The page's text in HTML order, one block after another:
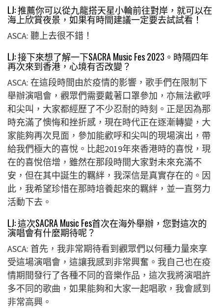
LJ: 推薦你可以從九龍搭天星小輪前往對岸，就可以在
海上欣賞夜景，如果有時間建議一定要去試試看！
ASCA: 聽上去很不錯！
LJ: 接下來想了解一下SACRA Music Fes 2023。時隔四年
再次來到香港，心境有否改變？
ASCA: 在這段時間由於疫情的影響，歌手們在限制下
舉辦演唱會，觀眾們需要戴著口罩參加，亦無法歡呼
和尖叫，大家都經歷了不少忍耐的時刻。正是因為那
時充滿了懊悔和挫折感，現在時代正在逐漸轉變，大
家能夠再次見面，參加能歡呼和尖叫的現場演出，帶
給我們極大的喜悅。比起2019年來香港時的喜悅，現
在的喜悅倍增，雖然在那段時間大家對未來充滿不
安，但在其中誕生的羈絆，我深信是真實存在的。因
此，我希望珍惜在那時培養起來的羈絆，並一直努力
活動下去。
LJ: 這次SACRA Music Fes首次在海外舉辦，您對這次的
演唱會有什麼期待呢？
ASCA: 首先，我非常期待看到觀眾們以何種力量來享
受這場演唱會，這讓我感到非常興奮。我自己也在疫
情期間發行了各種不同的音樂作品，這次我將演唱許
多不同的歌曲，如果能夠和大家一起唱歌，我會感到
非常高興。